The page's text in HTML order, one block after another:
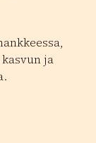
ja